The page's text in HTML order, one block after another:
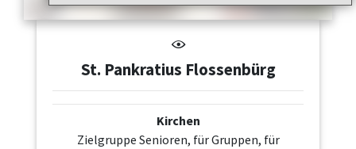
St. Pankratius Flossenbürg
Kirchen
Zielgruppe Senioren, für Gruppen, für